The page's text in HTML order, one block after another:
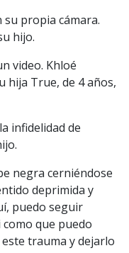
su propia cámara.
hijo.
video. Khloé
hija True, de 4 años,
infidelidad de
negra cerniéndose
deprimida y
puedo seguir
que puedo
trauma y dejarlo